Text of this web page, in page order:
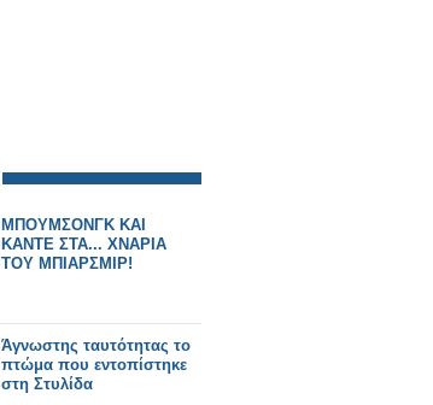
ΜΠΟΥΜΣΟΝΓΚ ΚΑΙ
ΚΑΝΤΕ ΣΤΑ... ΧΝΑΡΙΑ
ΤΟΥ ΜΠΙΑΡΣΜΙΡ!
Άγνωστης ταυτότητας το
πτώμα που εντοπίστηκε
στη Στυλίδα